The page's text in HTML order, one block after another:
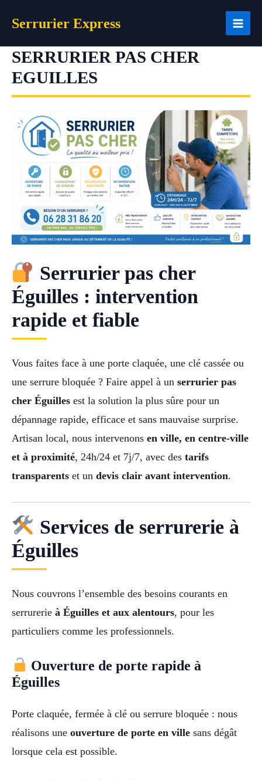
Serrurier Express
SERRURIER PAS CHER
EGUILLES
Serrurier pas cher
Éguilles : intervention
rapide et fiable
Vous faites face à une porte claquée, une clé cassée ou
une serrure bloquée ? Faire appel à un serrurier pas
cher Éguilles est la solution la plus sûre pour un
dépannage rapide, efficace et sans mauvaise surprise.
Artisan local, nous intervenons en ville, en centre-ville
et à proximité, 24h/24 et 7j/7, avec des tarifs
transparents et un devis clair avant intervention.
Services de serrurerie à
Éguilles
Nous couvrons l’ensemble des besoins courants en
serrurerie à Éguilles et aux alentours, pour les
particuliers comme les professionnels.
Ouverture de porte rapide à
Éguilles
Porte claquée, fermée à clé ou serrure bloquée : nous
réalisons une ouverture de porte en ville sans dégât
lorsque cela est possible.